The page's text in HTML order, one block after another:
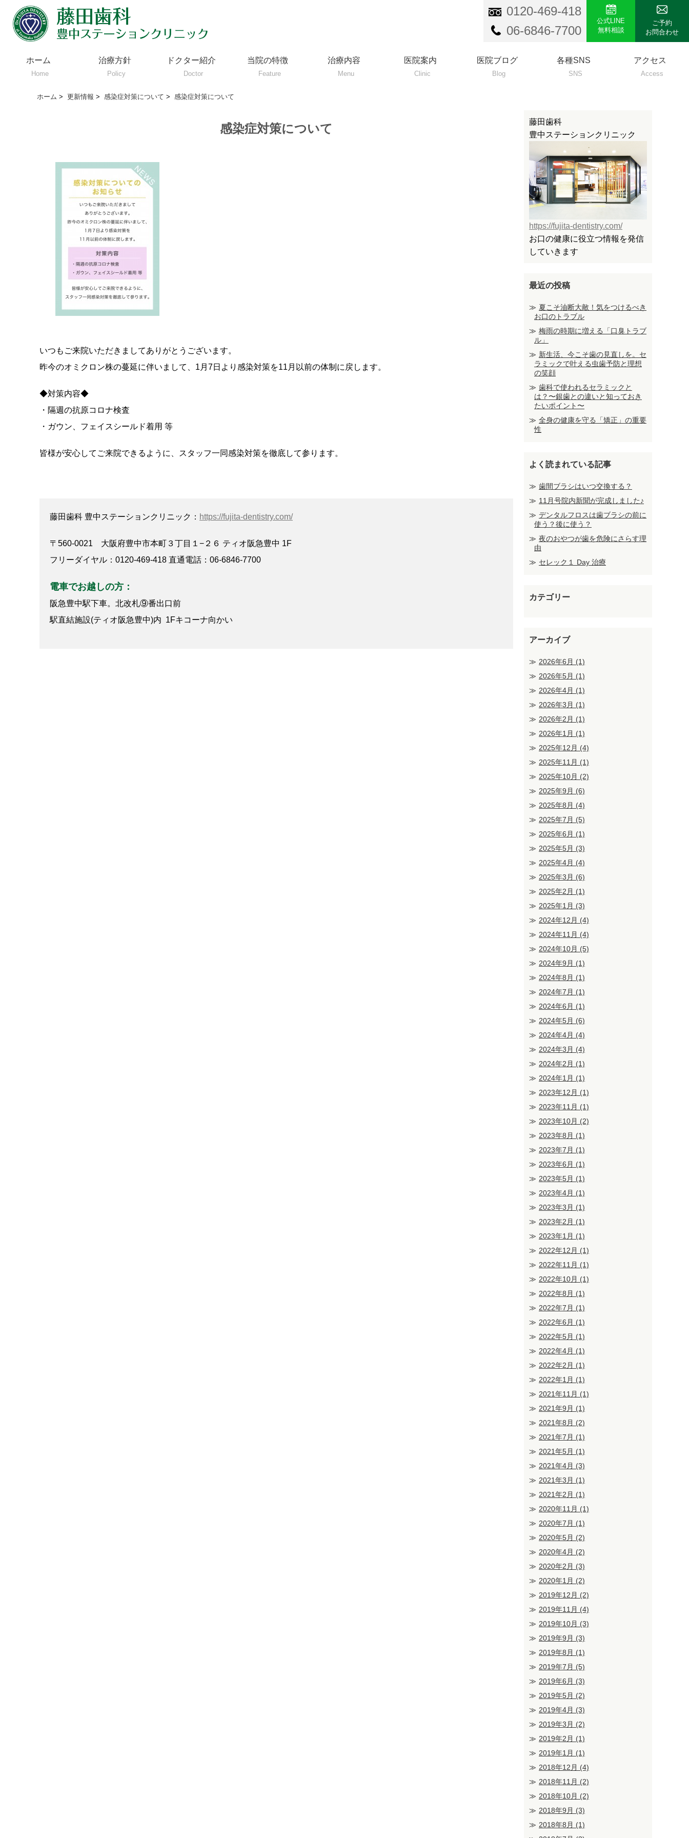
0120-469-418
06-6846-7700
公式LINE
無料相談
ご予約
お問合わせ
ホーム
Home
治療方針
Policy
ドクター紹介
Doctor
当院の特徴
Feature
治療内容
Menu
医院案内
Clinic
医院ブログ
Blog
各種SNS
SNS
アクセス
Access
ホーム > 更新情報 > 感染症対策について > 感染症対策について
感染症対策について
いつもご来院いただきましてありがとうございます。
昨今のオミクロン株の蔓延に伴いまして、1月7日より感染対策を11月以前の体制に戻します。
◆対策内容◆
・隔週の抗原コロナ検査
・ガウン、フェイスシールド着用 等
皆様が安心してご来院できるように、スタッフ一同感染対策を徹底して参ります。
藤田歯科 豊中ステーションクリニック： https://fujita-dentistry.com/
〒560-0021 大阪府豊中市本町３丁目１−２６ ティオ阪急豊中 1F
フリーダイヤル：0120-469-418 直通電話：06-6846-7700
電車でお越しの方：
阪急豊中駅下車。北改札⑨番出口前
駅直結施設(ティオ阪急豊中)内 1Fキコーナ向かい
藤田歯科
豊中ステーションクリニック
https://fujita-dentistry.com/
お口の健康に役立つ情報を発信
していきます
最近の投稿
夏こそ油断大敵！気をつけるべき
お口のトラブル
梅雨の時期に増える「口臭トラブ
ル」
新生活、今こそ歯の見直しを。セ
ラミックで叶える虫歯予防と理想
の笑顔
歯科で使われるセラミックと
は？〜銀歯との違いと知っておき
たいポイント〜
全身の健康を守る「矯正」の重要
性
よく読まれている記事
歯間ブラシはいつ交換する？
11月号院内新聞が完成しました♪
デンタルフロスは歯ブラシの前に
使う？後に使う？
夜のおやつが歯を危険にさらす理
由
セレック１ Day 治療
カテゴリー
アーカイブ
2026年6月 (1)
2026年5月 (1)
2026年4月 (1)
2026年3月 (1)
2026年2月 (1)
2026年1月 (1)
2025年12月 (4)
2025年11月 (1)
2025年10月 (2)
2025年9月 (6)
2025年8月 (4)
2025年7月 (5)
2025年6月 (1)
2025年5月 (3)
2025年4月 (4)
2025年3月 (6)
2025年2月 (1)
2025年1月 (3)
2024年12月 (4)
2024年11月 (4)
2024年10月 (5)
2024年9月 (1)
2024年8月 (1)
2024年7月 (1)
2024年6月 (1)
2024年5月 (6)
2024年4月 (4)
2024年3月 (4)
2024年2月 (1)
2024年1月 (1)
2023年12月 (1)
2023年11月 (1)
2023年10月 (2)
2023年8月 (1)
2023年7月 (1)
2023年6月 (1)
2023年5月 (1)
2023年4月 (1)
2023年3月 (1)
2023年2月 (1)
2023年1月 (1)
2022年12月 (1)
2022年11月 (1)
2022年10月 (1)
2022年8月 (1)
2022年7月 (1)
2022年6月 (1)
2022年5月 (1)
2022年4月 (1)
2022年2月 (1)
2022年1月 (1)
2021年11月 (1)
2021年9月 (1)
2021年8月 (2)
2021年7月 (1)
2021年5月 (1)
2021年4月 (3)
2021年3月 (1)
2021年2月 (1)
2020年11月 (1)
2020年7月 (1)
2020年5月 (2)
2020年4月 (2)
2020年2月 (3)
2020年1月 (2)
2019年12月 (2)
2019年11月 (4)
2019年10月 (3)
2019年9月 (3)
2019年8月 (1)
2019年7月 (5)
2019年6月 (3)
2019年5月 (2)
2019年4月 (3)
2019年3月 (2)
2019年2月 (1)
2019年1月 (1)
2018年12月 (4)
2018年11月 (2)
2018年10月 (2)
2018年9月 (3)
2018年8月 (1)